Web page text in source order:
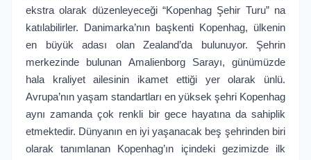
ekstra olarak düzenleyeceği “Kopenhag Şehir Turu” na
katılabilirler. Danimarka’nın başkenti Kopenhag, ülkenin
en büyük adası olan Zealand’da bulunuyor. Şehrin
merkezinde bulunan Amalienborg Sarayı, günümüzde
hala kraliyet ailesinin ikamet ettiği yer olarak ünlü.
Avrupa’nın yaşam standartları en yüksek şehri Kopenhag
aynı zamanda çok renkli bir gece hayatına da sahiplik
etmektedir. Dünyanın en iyi yaşanacak beş şehrinden biri
olarak tanımlanan Kopenhag’ın içindeki gezimizde ilk